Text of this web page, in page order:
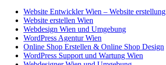
Website Entwickler Wien – Website erstellung
Website erstellen Wien
Webdesign Wien und Umgebung
WordPress Agentur Wien
Online Shop Erstellen & Online Shop Design
WordPress Support und Wartung Wien